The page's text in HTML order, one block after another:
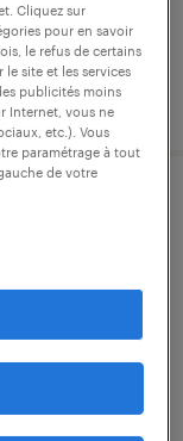
(f/h)
Cliquez sur
pour en savoir
le refus de certains
site et les services
publicités moins
Internet, vous ne
etc.). Vous
paramétrage à tout
de votre